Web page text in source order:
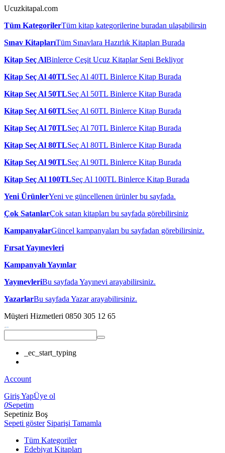
Ucuzkitapal.com
Tüm KategorilerTüm kitap kategorilerine buradan ulaşabilirsin
Sınav KitaplarıTüm Sınavlara Hazırlık Kitapları Burada
Kitap Seç AlBinlerce Çeşit Ucuz Kitaplar Seni Bekliyor
Kitap Seç Al 40TLSeç Al 40TL Binlerce Kitap Burada
Kitap Seç Al 50TLSeç Al 50TL Binlerce Kitap Burada
Kitap Seç Al 60TLSeç Al 60TL Binlerce Kitap Burada
Kitap Seç Al 70TLSeç Al 70TL Binlerce Kitap Burada
Kitap Seç Al 80TLSeç Al 80TL Binlerce Kitap Burada
Kitap Seç Al 90TLSeç Al 90TL Binlerce Kitap Burada
Kitap Seç Al 100TLSeç Al 100TL Binlerce Kitap Burada
Yeni ÜrünlerYeni ve güncellenen ürünler bu sayfada.
Çok SatanlarÇok satan kitapları bu sayfada görebilirsiniz
KampanyalarGüncel kampanyaları bu sayfadan görebilirsiniz.
Fırsat Yayınevleri
Kampanyalı Yayınlar
YayınevleriBu sayfada Yayınevi arayabilirsiniz.
YazarlarBu sayfada Yazar arayabilirsiniz.
Müşteri Hizmetleri 0850 305 12 65
_ec_start_typing
Account
Giriş YapÜye ol
0Sepetim
Sepetiniz Boş
Sepeti göster Siparişi Tamamla
Tüm Kategoriler
Edebiyat Kitapları